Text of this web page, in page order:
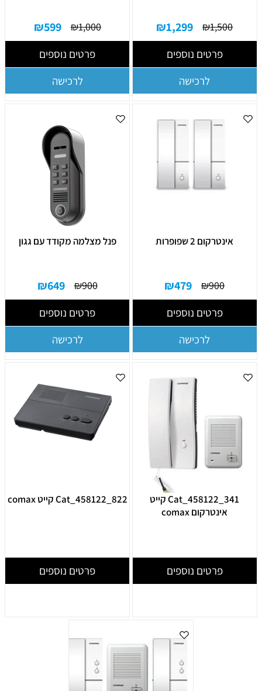
₪1,500
₪1,299
פרטים נוספים
לרכישה
₪1,000
₪599
פרטים נוספים
לרכישה
אינטרקום 2 שפופרות
₪900
₪479
פרטים נוספים
לרכישה
פנל מצלמה מקודד עם גגון
₪900
₪649
פרטים נוספים
לרכישה
Cat_458122_341 קייט
אינטרקום comax
פרטים נוספים
Cat_458122_822 קייט comax
פרטים נוספים